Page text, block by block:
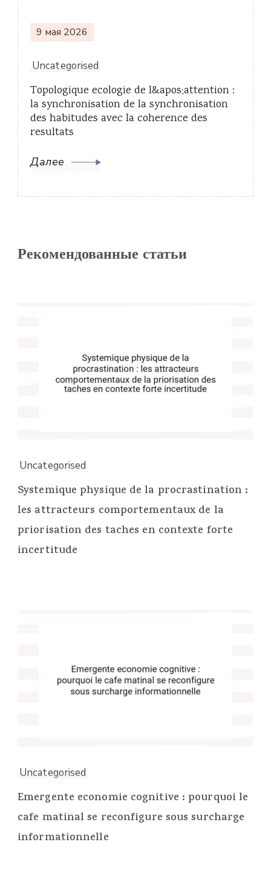
9 мая 2026
Uncategorised
Topologique ecologie de l&apos;attention :
la synchronisation de la synchronisation
des habitudes avec la coherence des
resultats
Далее
Рекомендованные статьи
Uncategorised
Systemique physique de la procrastination :
les attracteurs comportementaux de la
priorisation des taches en contexte forte
incertitude
Uncategorised
Emergente economie cognitive : pourquoi le
cafe matinal se reconfigure sous surcharge
informationnelle